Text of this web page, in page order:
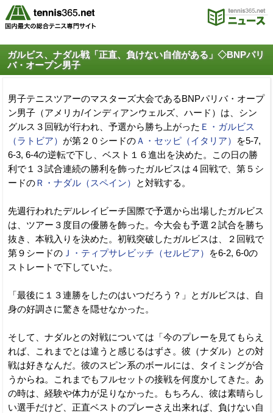
ガルビス、ナダル戦「正直、負けない自信がある」◇BNPパリ
バ・オープン男子
男子テニスツアーのマスターズ大会であるBNPパリバ・オープ
ン男子（アメリカ/インディアンウェルズ、ハード）は、シン
グルス３回戦が行われ、予選から勝ち上がった Ｅ・ガルビス
（ラトビア） が第２０シードのＡ・セッピ（イタリア）
を5-7,
6-3, 6-4の逆転で下し、ベスト１６進出を決めた。この日の勝
利で１３試合連続の勝利を飾ったガルビスは４回戦で、第５シ
ードのＲ・ナダル（スペイン） と対戦する。
先週行われたデルレイビーチ国際で予選から出場したガルビス
は、ツアー３度目の優勝を飾った。今大会も予選２試合を勝ち
抜き、本戦入りを決めた。初戦突破したガルビスは、２回戦で
第９シードの Ｊ・ティプサレビッチ（セルビア）
を6-2, 6-0の
ストレートで下していた。
「最後に１３連勝をしたのはいつだろう？」とガルビスは、自
身の好調さに驚きを隠せなかった。
そして、ナダルとの対戦については「今のプレーを見てもらえ
れば、これまでとは違うと感じるはずさ。彼（ナダル）との対
戦は好きなんだ。彼のスピン系のボールには、タイミングが合
うからね。これまでもフルセットの接戦を何度かしてきた。あ
の時は、経験や体力が足りなかった。もちろん、彼は素晴らし
い選手だけど、正直ベストのプレーさえ出来れば、負けない自